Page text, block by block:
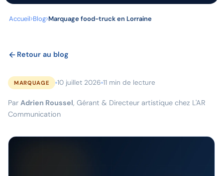
Accueil Blog Marquage food-truck en Lorraine
Retour au blog
MARQUAGE 10 juillet 2026 11 min de lecture
Par Adrien Roussel, Gérant & Directeur artistique chez L'AR
Communication